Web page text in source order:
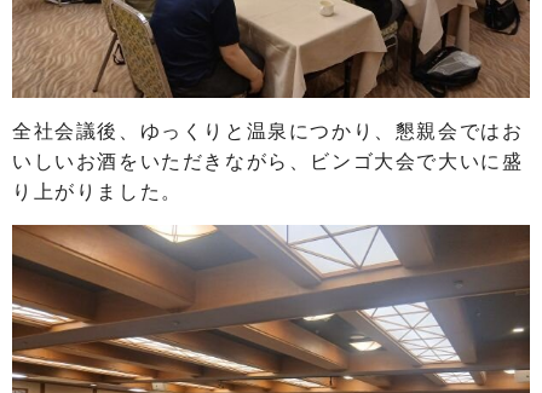
全社会議後、ゆっくりと温泉につかり、懇親会ではお
いしいお酒をいただきながら、ビンゴ大会で大いに盛
り上がりました。